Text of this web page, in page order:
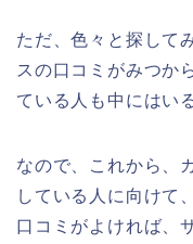
ただ、色々と探して
スの口コミがみつか
ている人も中にはい
なので、これから、
している人に向けて
口コミがよければ、